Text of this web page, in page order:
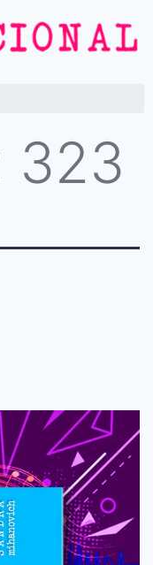
323